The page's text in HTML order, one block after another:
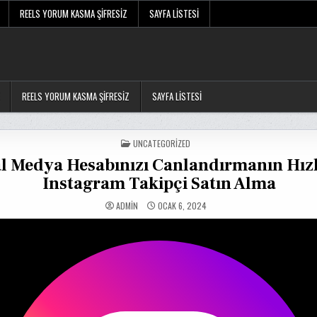
REELS YORUM KASMA ŞIFRESIZ SAYFA LISTESI
REELS YORUM KASMA ŞIFRESIZ SAYFA LISTESI
POSTED
IN
UNCATEGORIZED
Medya Hesabınızı Canlandırmanın
Instagram Takipçi Satın Alma
ADMIN OCAK 6, 2024